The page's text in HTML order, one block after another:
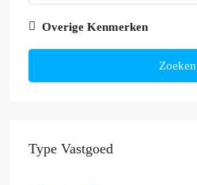
Overige Kenmerken
Zoeken
Type Vastgoed